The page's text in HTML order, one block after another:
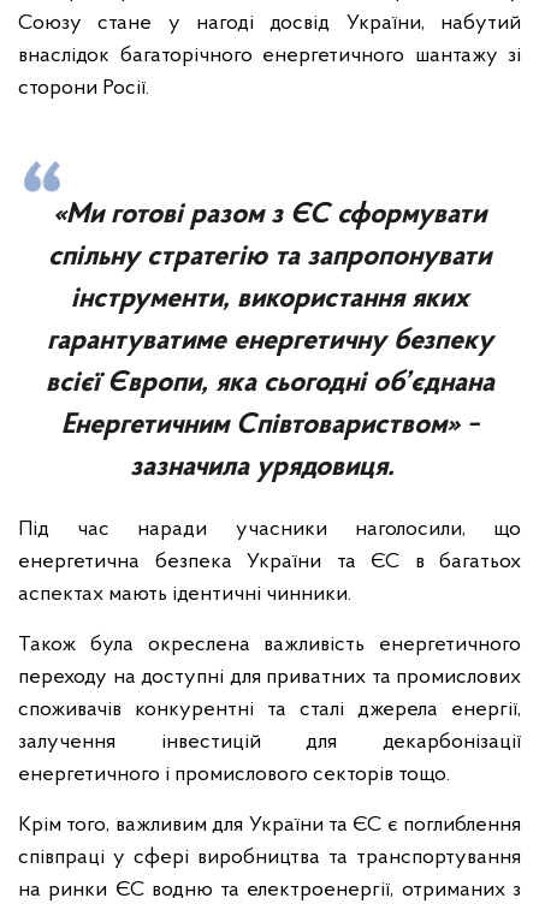
Союзу стане у нагоді досвід України, набутий
внаслідок багаторічного енергетичного шантажу зі
сторони Росії.
«Ми готові разом з ЄС сформувати
спільну стратегію та запропонувати
інструменти, використання яких
гарантуватиме енергетичну безпеку
всієї Європи, яка сьогодні об’єднана
Енергетичним Співтовариством» −
зазначила урядовиця.
Під час наради учасники наголосили, що
енергетична безпека України та ЄС в багатьох
аспектах мають ідентичні чинники.
Також була окреслена важливість енергетичного
переходу на доступні для приватних та промислових
споживачів конкурентні та сталі джерела енергії,
залучення інвестицій для декарбонізації
енергетичного і промислового секторів тощо.
Крім того, важливим для України та ЄС є поглиблення
співпраці у сфері виробництва та транспортування
на ринки ЄС водню та електроенергії, отриманих з